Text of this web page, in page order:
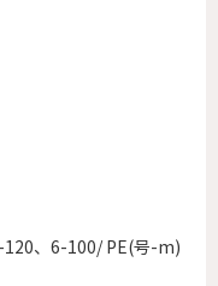
、6-100/ PE(号-m)